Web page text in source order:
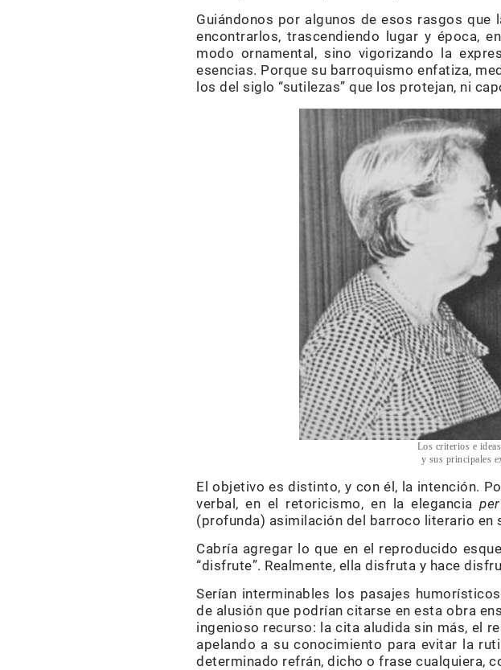
Guiándonos por algunos de esos rasgos
encontrarlos, trascendiendo lugar y época,
modo ornamental, sino vigorizando la
esencias. Porque su barroquismo enfatiza,
los del siglo “sutilezas” que los protejan, ni
Los criterios e
y sus principales
El objetivo es distinto, y con él, la intención.
verbal, en el retoricismo, en la elegancia
(profunda) asimilación del barroco literario en
Cabría agregar lo que en el reproducido
“disfrute”. Realmente, ella disfruta y hace
Serían interminables los pasajes
de alusión que podrían citarse en esta obra
ingenioso recurso: la cita aludida sin más, el
apelando a su conocimiento para evitar la
determinado refrán, dicho o frase cualquiera,